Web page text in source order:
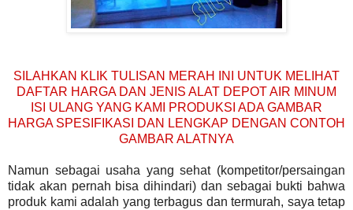
SILAHKAN KLIK TULISAN MERAH INI UNTUK MELIHAT
DAFTAR HARGA DAN JENIS ALAT DEPOT AIR MINUM
ISI ULANG YANG KAMI PRODUKSI ADA GAMBAR
HARGA SPESIFIKASI DAN LENGKAP DENGAN CONTOH
GAMBAR ALATNYA
Namun sebagai usaha yang sehat (kompetitor/persaingan
tidak akan pernah bisa dihindari) dan sebagai bukti bahwa
produk kami adalah yang terbagus dan termurah, saya tetap